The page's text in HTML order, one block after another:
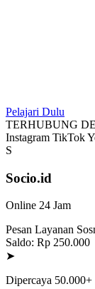
Pelajari Dulu
TERHUBUNG
Instagram TikTok
S
Socio.id
Online 24 Jam
Pesan Layanan
Saldo: Rp 250.000
➤
Dipercaya 50.000+